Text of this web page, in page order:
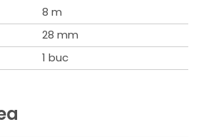
8 m
28 mm
1 buc